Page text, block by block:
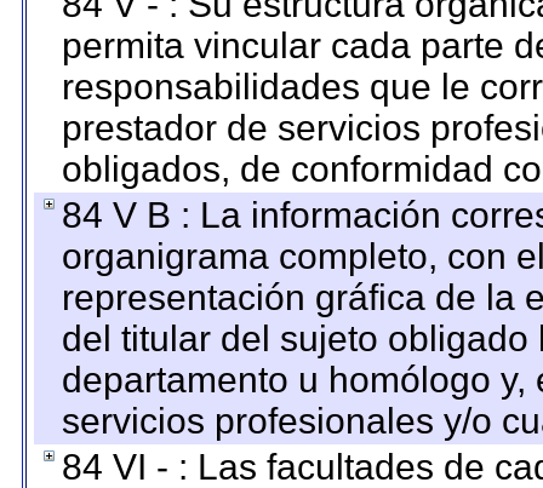
permita vincular cada parte
responsabilidades que le
prestador de servicios
obligados, de conformidad
84 V B : La información
organigrama completo, con
representación gráfica de la
del titular del sujeto
departamento u homólogo
servicios profesionales y/o
84 VI - : Las facultades de